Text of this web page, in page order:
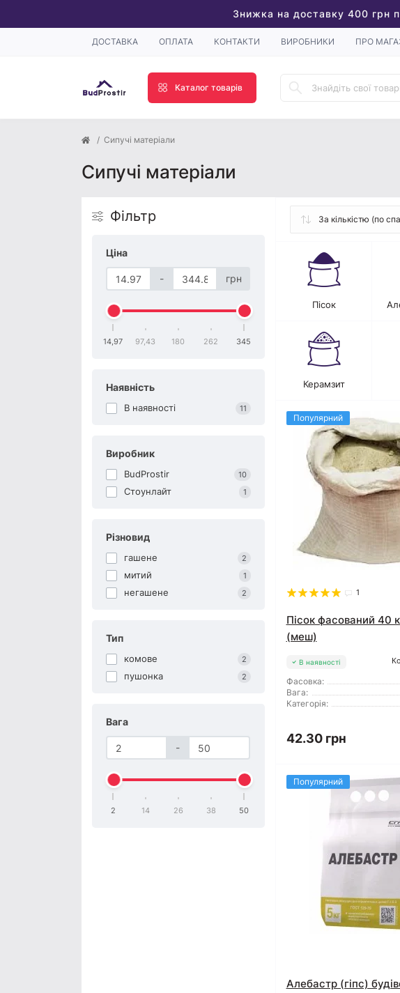
Знижка на доставку 400 грн
ДОСТАВКА ОПЛАТА КОНТАКТИ ВИРОБНИКИ ПРО
Каталог товарів
Сипучі матеріали
Сипучі матеріали
Фільтр
Ціна
- грн
14,97 97,43 180 262 345
Наявність
В наявності 11
Виробник
BudProstir 10
Стоунлайт 1
Різновид
гашене 2
митий 1
негашене 2
Тип
комове 2
пушонка 2
Вага
-
2 14 26 38 50
Пісок
Керамзит
Популярний
1
Пісок фасований 40
(меш)
В наявності
Фасовка:
Вага:
Категорія:
42.30 грн
Популярний
Алебастр (гіпс)